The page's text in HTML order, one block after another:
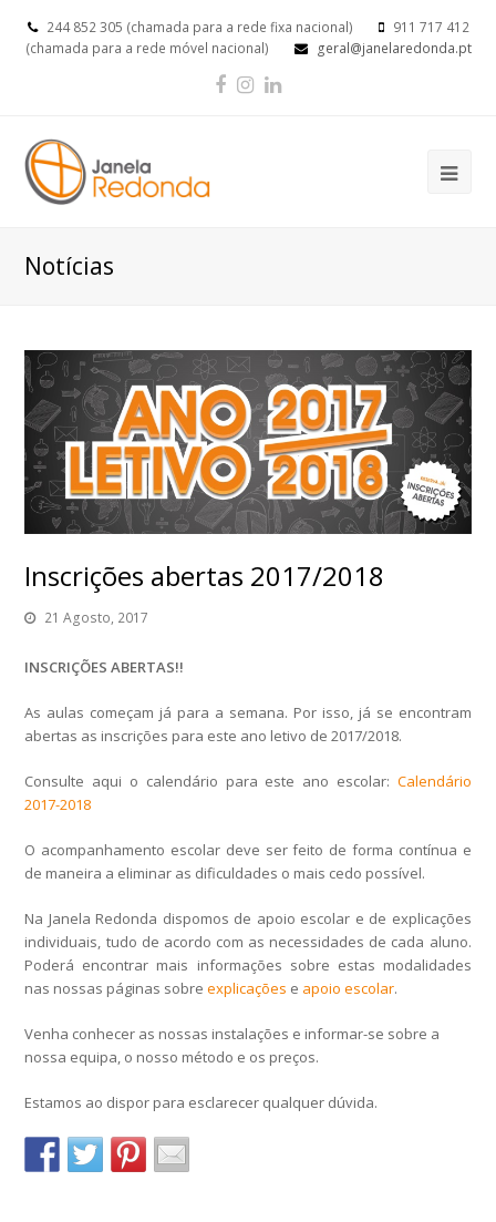
244 852 305 (chamada para a rede fixa nacional)
911 717 412
(chamada para a rede móvel nacional)
geral@janelaredonda.pt
Facebook
Instagram
Notícias
Inscrições abertas 2017/2018
21 Agosto, 2017
INSCRIÇÕES ABERTAS!!
As aulas começam já para a semana. Por isso, já se encontram
abertas as inscrições para este ano letivo de 2017/2018.
Consulte aqui o calendário para este ano escolar: Calendário
2017-2018
O acompanhamento escolar deve ser feito de forma contínua e
de maneira a eliminar as dificuldades o mais cedo possível.
Na Janela Redonda dispomos de apoio escolar e de explicações
individuais, tudo de acordo com as necessidades de cada aluno.
Poderá encontrar mais informações sobre estas modalidades
nas nossas páginas sobreexplicações e apoio escolar.
Venha conhecer as nossas instalações e informar-se sobre a
nossa equipa, o nosso método e os preços.
Estamos ao dispor para esclarecer qualquer dúvida.